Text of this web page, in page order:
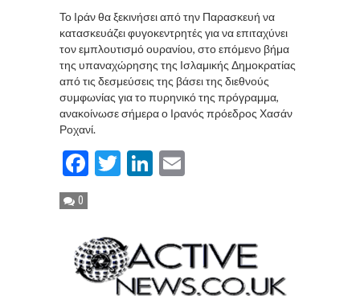
Το Ιράν θα ξεκινήσει από την Παρασκευή να
κατασκευάζει φυγοκεντρητές για να επιταχύνει
τον εμπλουτισμό ουρανίου, στο επόμενο βήμα
της υπαναχώρησης της Ισλαμικής Δημοκρατίας
από τις δεσμεύσεις της βάσει της διεθνούς
συμφωνίας για το πυρηνικό της πρόγραμμα,
ανακοίνωσε σήμερα ο Ιρανός πρόεδρος Χασάν
Ροχανί.
Facebook
TwitterLinkedIn
0